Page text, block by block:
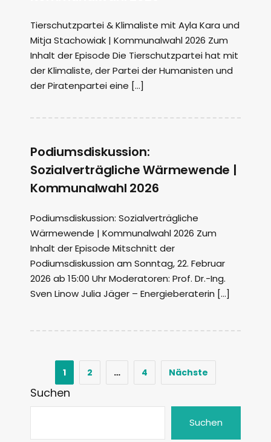
Tierschutzpartei & Klimaliste mit Ayla Kara und
Mitja Stachowiak | Kommunalwahl 2026 Zum
Inhalt der Episode Die Tierschutzpartei hat mit
der Klimaliste, der Partei der Humanisten und
der Piratenpartei eine […]
Podiumsdiskussion:
Sozialverträgliche Wärmewende |
Kommunalwahl 2026
Podiumsdiskussion: Sozialverträgliche
Wärmewende | Kommunalwahl 2026 Zum
Inhalt der Episode Mitschnitt der
Podiumsdiskussion am Sonntag, 22. Februar
2026 ab 15:00 Uhr Moderatoren: Prof. Dr.-Ing.
Sven Linow Julia Jäger – Energieberaterin […]
1 2 … 4 Nächste
Suchen
Suchen